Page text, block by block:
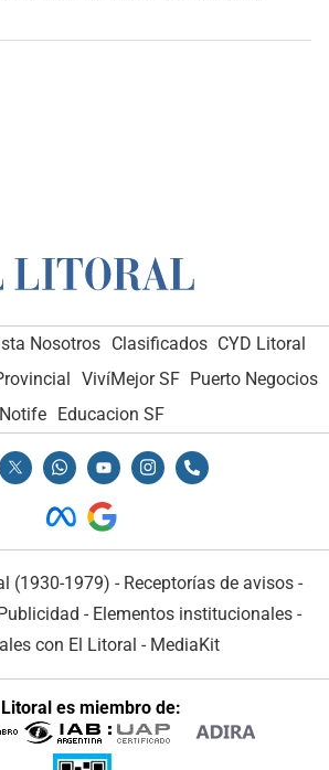
Nosotros Clasificados CYD Litoral
VivíMejor SF Puerto Negocios
Notife Educacion SF
(1930-1979) - Receptorías de avisos -
- Elementos institucionales -
con El Litoral - MediaKit
Litoral es miembro de: